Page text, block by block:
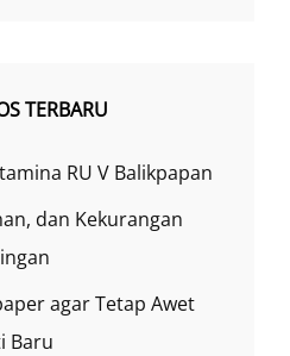
TERBARU
RU V Balikpapan
dan Kekurangan
agar Tetap Awet
Baru